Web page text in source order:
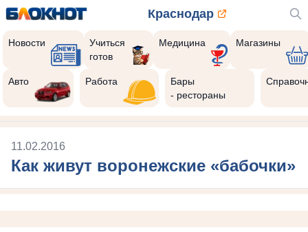
Краснодар
Новости
Учиться
готов
Медицина Магазины
Авто Работа
Бары
- рестораны
11.02.2016
Как живут воронежские «бабочки»